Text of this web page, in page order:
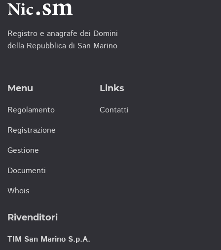
Registro e anagrafe dei Domini
della Repubblica di San Marino
Menu
Regolamento
Registrazione
Gestione
Documenti
Whois
Links
Contatti
Rivenditori
TIM San Marino S.p.A.